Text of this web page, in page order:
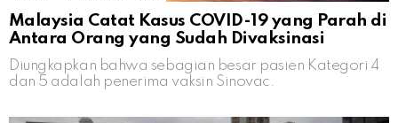
Malaysia Catat Kasus COVID-19 yang Parah di
Antara Orang yang Sudah Divaksinasi
Diungkapkan bahwa sebagian besar pasien Kategori 4
dan 5 adalah penerima vaksin Sinovac.